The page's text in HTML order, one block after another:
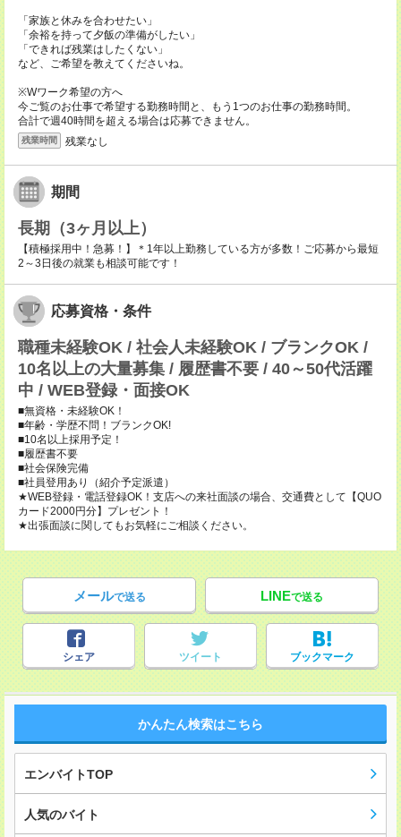
「家族と休みを合わせたい」
「余裕を持って夕飯の準備がしたい」
「できれば残業はしたくない」
など、ご希望を教えてくださいね。
※Wワーク希望の方へ
今ご覧のお仕事で希望する勤務時間と、もう1つのお仕事の勤務時間。
合計で週40時間を超える場合は応募できません。
残業時間 残業なし
期間
長期（3ヶ月以上）
【積極採用中！急募！】＊1年以上勤務している方が多数！ご応募から最短
2～3日後の就業も相談可能です！
応募資格・条件
職種未経験OK / 社会人未経験OK / ブランクOK /
10名以上の大量募集 / 履歴書不要 / 40～50代活躍
中 / WEB登録・面接OK
■無資格・未経験OK！
■年齢・学歴不問！ブランクOK!
■10名以上採用予定！
■履歴書不要
■社会保険完備
■社員登用あり（紹介予定派遣）
★WEB登録・電話登録OK！支店への来社面談の場合、交通費として【QUO
カード2000円分】プレゼント！
★出張面談に関してもお気軽にご相談ください。
メールで送る LINEで送る
シェア ツイート ブックマーク
かんたん検索はこちら
エンバイトTOP
人気のバイト